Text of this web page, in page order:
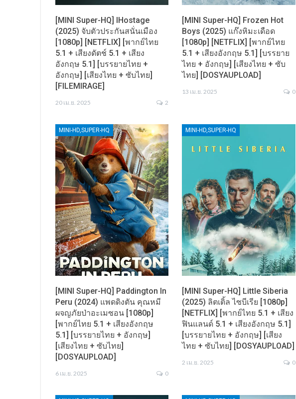
[MINI Super-HQ] IHostage
(2025) จับตัวประกันสนั่นเมือง
[1080p] [NETFLIX] [พากย์ไทย
5.1 + เสียงดัตช์ 5.1 + เสียง
อังกฤษ 5.1] [บรรยายไทย +
อังกฤษ] [เสียงไทย + ซับไทย]
[FILEMIRAGE]
20 เม.ย. 2025 2
[MINI Super-HQ] Frozen Hot
Boys (2025) แก๊งหิมะเดือด
[1080p] [NETFLIX] [พากย์ไทย
5.1 + เสียงอังกฤษ 5.1] [บรรยาย
ไทย + อังกฤษ] [เสียงไทย + ซับ
ไทย] [DOSYAUPLOAD]
13 เม.ย. 2025 0
MINI-HD,SUPER-HQ
[MINI Super-HQ] Paddington In
Peru (2024) แพดดิงตัน คุณหมี
ผจญภัยป่าอะเมซอน [1080p]
[พากย์ไทย 5.1 + เสียงอังกฤษ
5.1] [บรรยายไทย + อังกฤษ]
[เสียงไทย + ซับไทย]
[DOSYAUPLOAD]
6 เม.ย. 2025 0
MINI-HD,SUPER-HQ
[MINI Super-HQ] Little Siberia
(2025) ลิตเติ้ล​ ไซบีเรีย [1080p]
[NETFLIX] [พากย์ไทย 5.1 + เสียง
ฟินแลนด์ 5.1 + เสียงอังกฤษ 5.1]
[บรรยายไทย + อังกฤษ] [เสียง
ไทย + ซับไทย] [DOSYAUPLOAD]
2 เม.ย. 2025 0